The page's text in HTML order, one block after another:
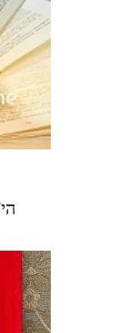
היTרבות – תכנית מספר 33